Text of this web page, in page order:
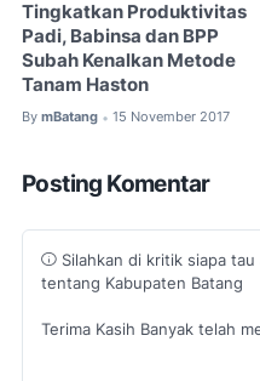
Tingkatkan Produktivitas
Padi, Babinsa dan BPP
Subah Kenalkan Metode
Tanam Haston
By mBatang • 15 November 2017
Posting Komentar
Silahkan di kritik siapa
tentang Kabupaten Batang
Terima Kasih Banyak telah